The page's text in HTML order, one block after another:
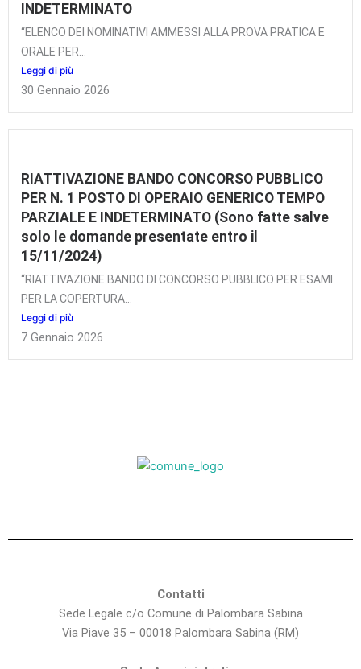
INDETERMINATO
“ELENCO DEI NOMINATIVI AMMESSI ALLA PROVA PRATICA E
ORALE PER...
Leggi di più
30 Gennaio 2026
RIATTIVAZIONE BANDO CONCORSO PUBBLICO
PER N. 1 POSTO DI OPERAIO GENERICO TEMPO
PARZIALE E INDETERMINATO (Sono fatte salve
solo le domande presentate entro il
15/11/2024)
“RIATTIVAZIONE BANDO DI CONCORSO PUBBLICO PER ESAMI
PER LA COPERTURA...
Leggi di più
7 Gennaio 2026
Contatti
Sede Legale c/o Comune di Palombara Sabina
Via Piave 35 – 00018 Palombara Sabina (RM)